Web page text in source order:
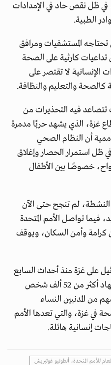
ظل نقص حاد في الإمدادات
الطبية.
المستشفيات ومرافق
تداعيات كارثية على الصحة
الإنسانية لا تقتصر على
والتعليم والنظافة.
فيه التحذيرات من
غزة، الذي يشهد حربًا مدمرة
تقارير أممية أن النظام الصحي
في ظل استمرار الحصار وإغلاق
خصوصًا بين الأطفال
لم تنجح حتى الآن
فيما تواصل الأمم المتحدة
وأمن السكان، ويوقف
على غزة منذ أحداث السابع
من أكتوبر لعام 2023 عن استشهاد أكثر من 52 ألف شخص
ألفًا، معظمهم من المدنيين النساء
في غزة، والتي تعدها الأمم
إنسانية هائلة.
للأمم المتحدة، أنطونيو غوتيريش